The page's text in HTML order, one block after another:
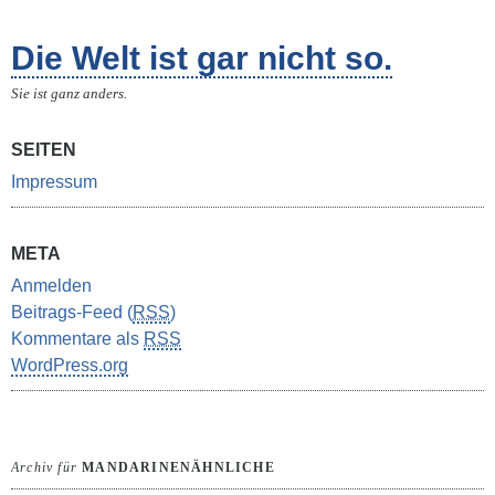
Die Welt ist gar nicht so.
Sie ist ganz anders.
SEITEN
Impressum
META
Anmelden
Beitrags-Feed (RSS)
Kommentare als RSS
WordPress.org
Archiv fürMANDARINENÄHNLICHE